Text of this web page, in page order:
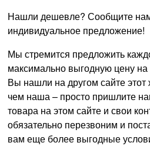
Нашли дешевле? Сообщите
индивидуальное предложение!
Мы стремится предложить
максимально выгодную цену
Вы нашли на другом сайте
чем наша – просто пришлите
товара на этом сайте и свои
обязательно перезвоним и
вам еще более выгодные